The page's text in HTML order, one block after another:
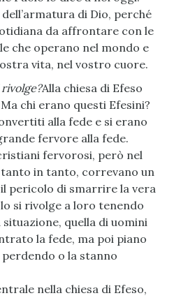
di Dio, perché
da affrontare con le
che operano nel mondo e
vita, nel vostro cuore.
Alla chiesa di Efeso
chi erano questi Efesini?
alla fede e si erano
fervore alla fede.
fervorosi, però nel
in tanto, correvano un
pericolo di smarrire la vera
si rivolge a loro tenendo
quella di uomini
la fede, ma poi piano
o la stanno
nella chiesa di Efeso,